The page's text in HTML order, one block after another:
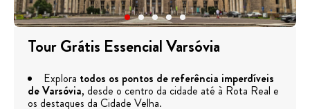
Tour Grátis Essencial Varsóvia
Explora todos os pontos de referência imperdíveis
de Varsóvia, desde o centro da cidade até à Rota Real e
os destaques da Cidade Velha.